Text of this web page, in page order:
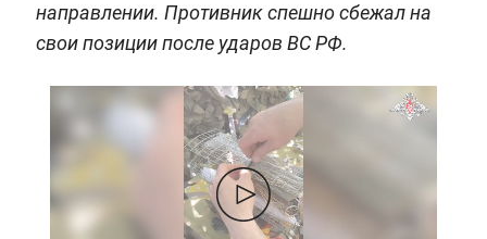
направлении. Противник спешно сбежал на
свои позиции после ударов ВС РФ.